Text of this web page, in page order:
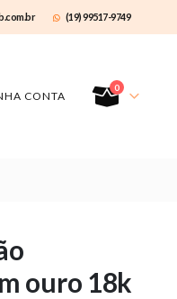
(19) 99517-9749
CONTA
0
ouro 18k